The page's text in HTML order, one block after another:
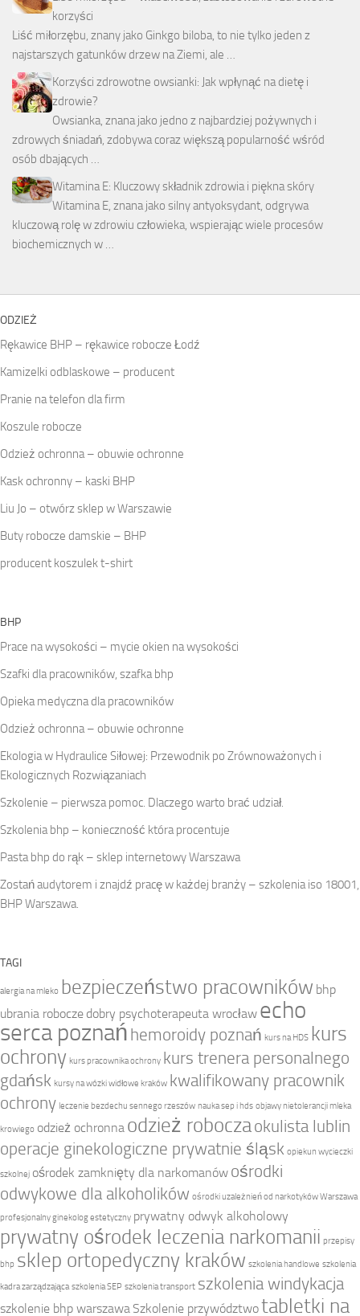
korzyści
Liść miłorzębu, znany jako Ginkgo biloba, to nie tylko jeden z
najstarszych gatunków drzew na Ziemi, ale …
Korzyści zdrowotne owsianki: Jak wpłynąć na dietę i
zdrowie?
Owsianka, znana jako jedno z najbardziej pożywnych i
zdrowych śniadań, zdobywa coraz większą popularność wśród
osób dbających …
Witamina E: Kluczowy składnik zdrowia i piękna skóry
Witamina E, znana jako silny antyoksydant, odgrywa
kluczową rolę w zdrowiu człowieka, wspierając wiele procesów
biochemicznych w …
ODZIEŻ
Rękawice BHP – rękawice robocze Łodź
Kamizelki odblaskowe – producent
Pranie na telefon dla firm
Koszule robocze
Odzież ochronna – obuwie ochronne
Kask ochronny – kaski BHP
Liu Jo – otwórz sklep w Warszawie
Buty robocze damskie – BHP
producent koszulek t-shirt
BHP
Prace na wysokości – mycie okien na wysokości
Szafki dla pracowników, szafka bhp
Opieka medyczna dla pracowników
Odzież ochronna – obuwie ochronne
Ekologia w Hydraulice Siłowej: Przewodnik po Zrównoważonych i
Ekologicznych Rozwiązaniach
Szkolenie – pierwsza pomoc. Dlaczego warto brać udział.
Szkolenia bhp – konieczność która procentuje
Pasta bhp do rąk – sklep internetowy Warszawa
Zostań audytorem i znajdź pracę w każdej branży – szkolenia iso 18001,
BHP Warszawa.
TAGI
alergia na mleko bezpieczeństwo pracowników bhp
ubrania robocze dobry psychoterapeuta wrocław echo
serca poznań hemoroidy poznań kurs na HDS kurs
ochrony kurs pracownika ochrony kurs trenera personalnego
gdańsk kursy na wózki widłowe kraków kwalifikowany pracownik
ochrony leczenie bezdechu sennego rzeszów nauka sep i hds objawy nietolerancji mleka
krowiego odzież ochronna odzież robocza okulista lublin
operacje ginekologiczne prywatnie śląsk opiekun wycieczki
szkolnej ośrodek zamknięty dla narkomanów ośrodki
odwykowe dla alkoholików ośrodki uzależnień od narkotyków Warszawa
profesjonalny ginekolog estetyczny prywatny odwyk alkoholowy
prywatny ośrodek leczenia narkomanii przepisy
bhp sklep ortopedyczny kraków szkolenia handlowe szkolenia
kadra zarządzająca szkolenia SEP szkolenia transport szkolenia windykacja
szkolenie bhp warszawa Szkolenie przywództwotabletki na